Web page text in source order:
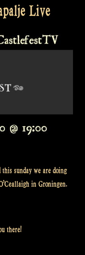
Live
sunday we are doing
in Groningen.
there!